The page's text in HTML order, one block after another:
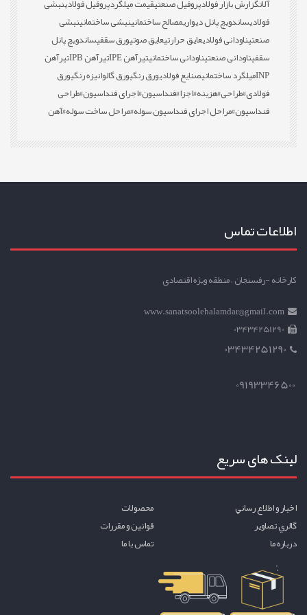
آلاتگزارش بازار فولادپروفیل صنعتیقیمت میلگردپروفیل فولادینبشی
فولادیساندویچ پانل دیواریمصالح ساختمانینبشی ساختمانینبشی
صنعتیناودانی فولادیعایق حرارتیعایق صوتیورق سقفیساندویچ پانل
سقفیناودانی صنعتیناودانی ساختمانیتیرآهن IPE تیرآهن IPB
تیرآهن
INPمیلگرد ساختمانیصنایع فولادیورق رنگیورق گالوانیزه رنگیورق
فولادی#طراحی#هزینه#اجزا#فنداسیون#اجرای فنداسیون#طراحی
فنداسیون#مراحل اجرای فنداسیون سوله#مراحل ساخت سوله#آهن
اطلاعات تماس
کارخانه -رفسنجان ، منطقه ویژه اقتصادی
www.sanatsoolehalamdar@gmail.com
03434251290
03434251290
09193346500
لینک های سریع
اخبار و اطلاع رساني
محصولات
گالري تصاوير
قوانين و مقررات
درباره ما
تماس با ما